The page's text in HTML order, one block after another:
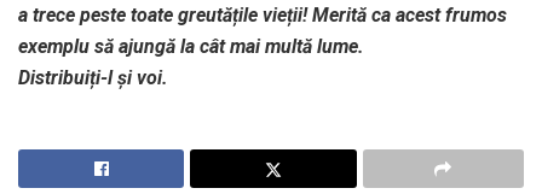
a trece peste toate greutățile vieții! Merită ca acest frumos
exemplu să ajungă la cât mai multă lume.
Distribuiți-l și voi.